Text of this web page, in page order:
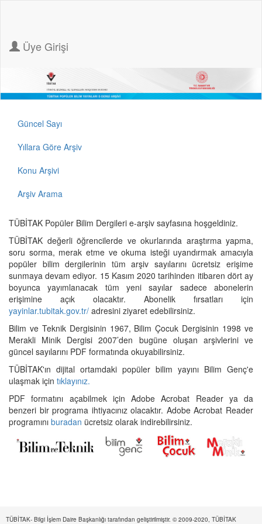
Üye Girişi
Güncel Sayı
Yıllara Göre Arşiv
Konu Arşivi
Arşiv Arama
TÜBİTAK Popüler Bilim Dergileri e-arşiv sayfasına hoşgeldiniz.
TÜBİTAK değerli öğrencilerde ve okurlarında araştırma yapma,
soru sorma, merak etme ve okuma isteği uyandırmak amacıyla
popüler bilim dergilerinin tüm arşiv sayılarını ücretsiz erişime
sunmaya devam ediyor. 15 Kasım 2020 tarihinden itibaren dört ay
boyunca yayımlanacak tüm yeni sayılar sadece abonelerin
erişimine açık olacaktır. Abonelik fırsatları için
yayinlar.tubitak.gov.tr/ adresini ziyaret edebilirsiniz.
Bilim ve Teknik Dergisinin 1967, Bilim Çocuk Dergisinin 1998 ve
Merakli Minik Dergisi 2007’den bugüne oluşan arşivlerini ve
güncel sayılarını PDF formatında okuyabilirsiniz.
TÜBİTAK'ın dijital ortamdaki popüler bilim yayını Bilim Genç'e
ulaşmak için tıklayınız.
PDF formatını açabilmek için Adobe Acrobat Reader ya da
benzeri bir programa ihtiyacınız olacaktır. Adobe Acrobat Reader
programını buradan ücretsiz olarak indirebilirsiniz.
TÜBİTAK- Bilgi İşlem Daire Başkanlığı tarafından geliştirilmiştir. © 2009-2020, TÜBİTAK